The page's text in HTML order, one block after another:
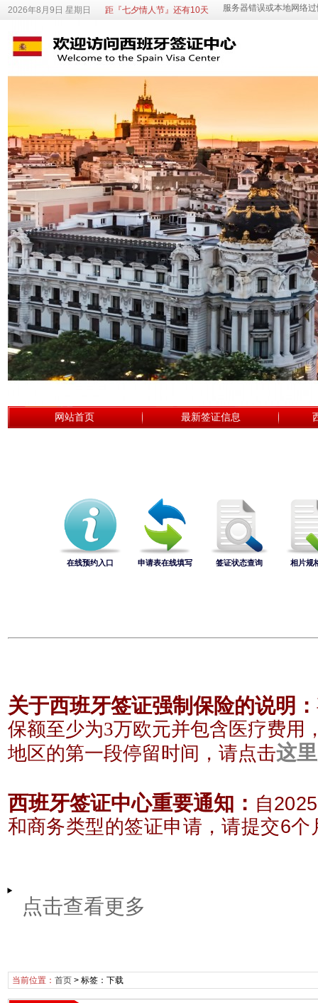
2026年8月9日 星期日 距『七夕情人节』还有10天
网站首页 最新签证信息
在线预约入口 申请表在线填写 签证状态查询 相片规
关于西班牙签证强制保险的说明：
保额至少为3万欧元并包含医疗费用
地区的第一段停留时间，请点击这里
西班牙签证中心重要通知： 自
和商务类型的签证申请，请提交6
点击查看更多
当前位置： 首页> 标签：下载